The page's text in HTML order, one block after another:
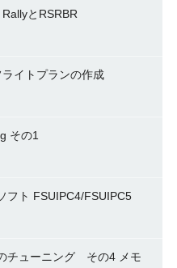
とRSRBR
イトプランの作成
その1
フト FSUIPC4/FSUIPC5
チューニング その4 メモ